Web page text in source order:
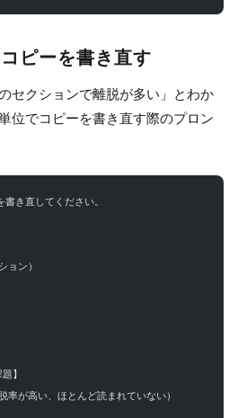
ピーを書き直す
セクションで離脱が多い」とわか
位でコピーを書き直す際のプロン
き直してください。
ン）
】
が高い、ほとんど読まれていない）